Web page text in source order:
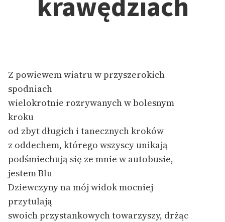
Ręce pełne poezji
Starego Testamentu
Odkurzamy bohaterów
Szkoła Poezji Wolnych
Lektur
O nas
Kontakt
O projekcie
Zespół
Z powiewem wiatru w przyszerokich
spodniach
wielokrotnie rozrywanych w bolesnym
kroku
od zbyt długich i tanecznych kroków
z oddechem, którego wszyscy unikają
podśmiechują się ze mnie w autobusie,
jestem Blu
Dziewczyny na mój widok mocniej
przytulają
swoich przystankowych towarzyszy, drżąc